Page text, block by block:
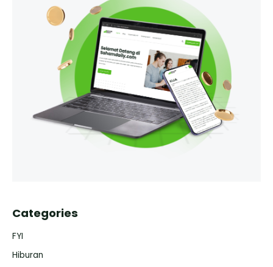
Categories
FYI
Hiburan